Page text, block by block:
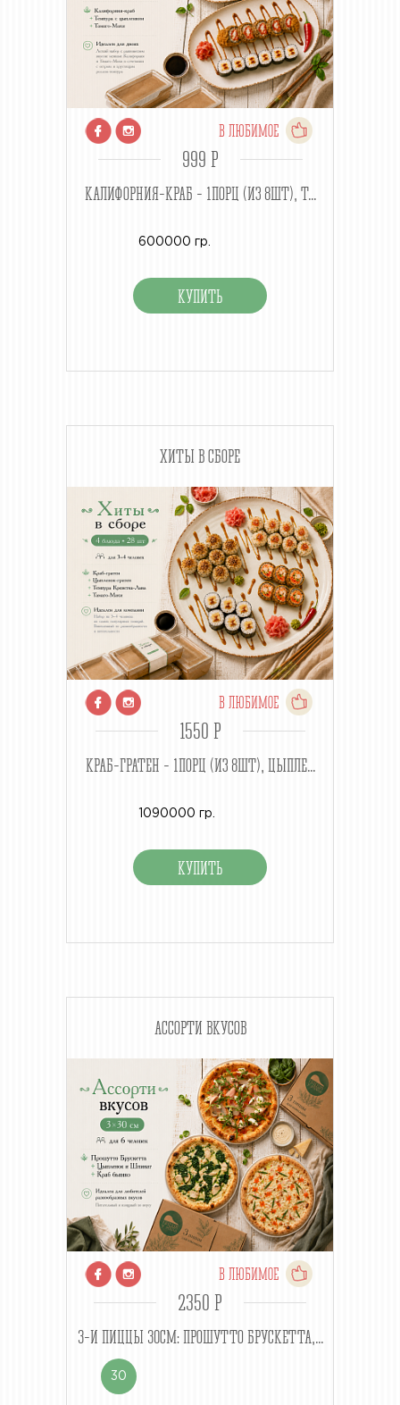
В ЛЮБИМОЕ
999 P
КАЛИФОРНИЯ-КРАБ - 1ПОРЦ (ИЗ 8ШТ), Т...
600000 гр.
ХИТЫ В СБОРЕ
В ЛЮБИМОЕ
1550 P
КРАБ-ГРАТЕН - 1ПОРЦ (ИЗ 8ШТ), ЦЫПЛЕ...
1090000 гр.
АССОРТИ ВКУСОВ
В ЛЮБИМОЕ
2350 P
3-И ПИЦЦЫ 30СМ: ПРОШУТТО БРУСКЕТТА,...
30